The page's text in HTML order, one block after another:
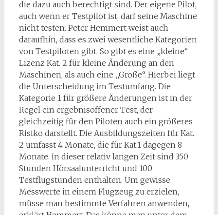
die dazu auch berechtigt sind. Der eigene Pilot,
auch wenn er Testpilot ist, darf seine Maschine
nicht testen. Peter Hemmert weist auch
daraufhin, dass es zwei wesentliche Kategorien
von Testpiloten gibt. So gibt es eine „kleine“
Lizenz Kat. 2 für kleine Änderung an den
Maschinen, als auch eine „Große“. Hierbei liegt
die Unterscheidung im Testumfang. Die
Kategorie 1 für größere Änderungen ist in der
Regel ein ergebnisoffener Test, der
gleichzeitig für den Piloten auch ein größeres
Risiko darstellt. Die Ausbildungszeiten für Kat.
2 umfasst 4 Monate, die für Kat.1 dagegen 8
Monate. In dieser relativ langen Zeit sind 350
Stunden Hörsaalunterricht und 100
Testflugstunden enthalten. Um gewisse
Messwerte in einem Flugzeug zu erzielen,
müsse man bestimmte Verfahren anwenden,